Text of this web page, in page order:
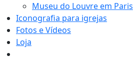
Museu do Louvre em Paris
Iconografia para igrejas
Fotos e Vídeos
Loja